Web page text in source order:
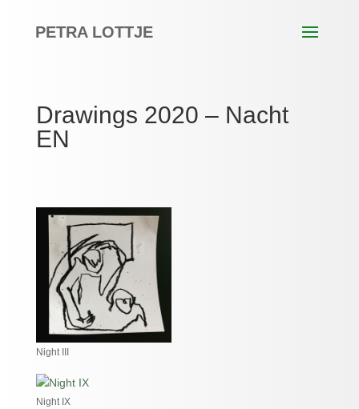
PETRA LOTTJE
Drawings 2020 – Nacht
EN
Night III
Night IX